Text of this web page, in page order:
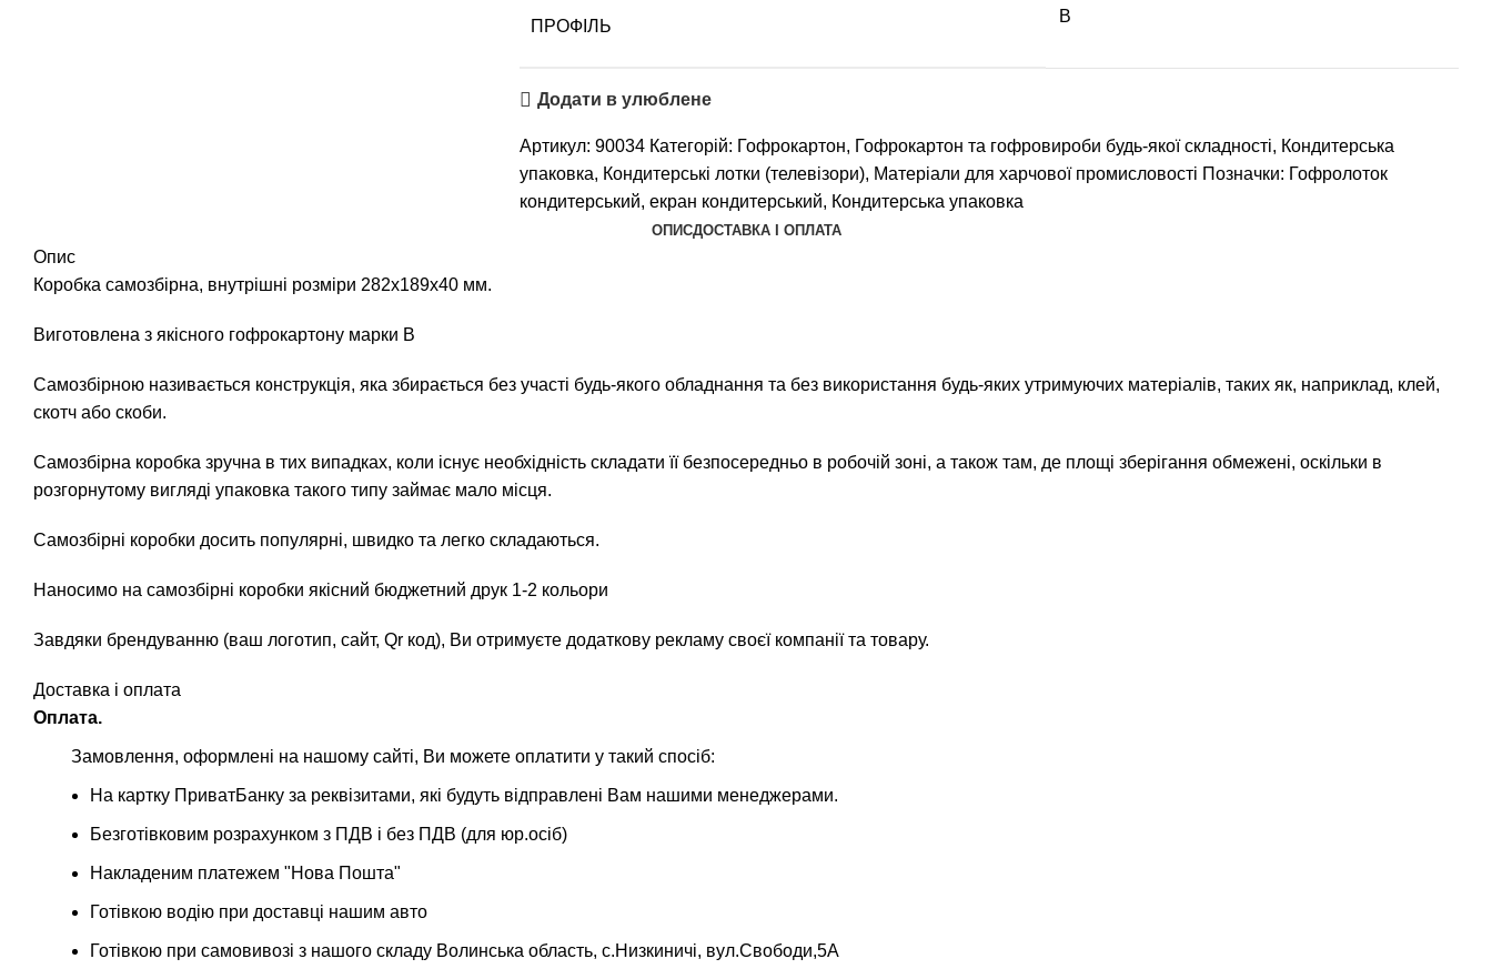
ПРОФІЛЬ
В
Додати в улюблене
Артикул: 90034 Категорій: Гофрокартон, Гофрокартон та гофровироби будь-якої складності, Кондитерська
упаковка, Кондитерські лотки (телевізори), Матеріали для харчової промисловості Позначки: Гофролоток
кондитерський, екран кондитерський, Кондитерська упаковка
ОПИСДОСТАВКА І ОПЛАТА
Опис
Коробка самозбірна, внутрішні розміри 282х189х40 мм.
Виготовлена ​​з якісного гофрокартону марки В
Самозбірною називається конструкція, яка збирається без участі будь-якого обладнання та без використання будь-яких утримуючих матеріалів, таких як, наприклад, клей,
скотч або скоби.
Самозбірна коробка зручна в тих випадках, коли існує необхідність складати її безпосередньо в робочій зоні, а також там, де площі зберігання обмежені, оскільки в
розгорнутому вигляді упаковка такого типу займає мало місця.
Самозбірні коробки досить популярні, швидко та легко складаються.
Наносимо на самозбірні коробки якісний бюджетний друк 1-2 кольори
Завдяки брендуванню (ваш логотип, сайт, Qr код), Ви отримуєте додаткову рекламу своєї компанії та товару.
Доставка і оплата
Оплата.
Замовлення, оформлені на нашому сайті, Ви можете оплатити у такий спосіб:
На картку ПриватБанку за реквізитами, які будуть відправлені Вам нашими менеджерами.
Безготівковим розрахунком з ПДВ і без ПДВ (для юр.осіб)
Накладеним платежем "Нова Пошта"
Готівкою водію при доставці нашим авто
Готівкою при самовивозі з нашого складу Волинська область, с.Низкиничі, вул.Свободи,5А